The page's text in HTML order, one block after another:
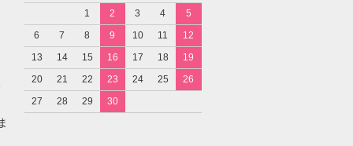
1
2 3 4
5
6
7 8 9 10 11
12
13
14 15 16 17 18
19
20
21 22 23 24 25
26
27
28 29 30